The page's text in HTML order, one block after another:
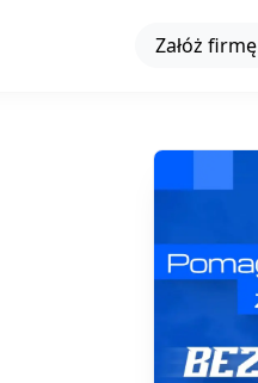
Załóż firmę